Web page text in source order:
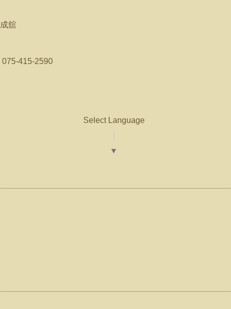
成舘
Select Language
▼